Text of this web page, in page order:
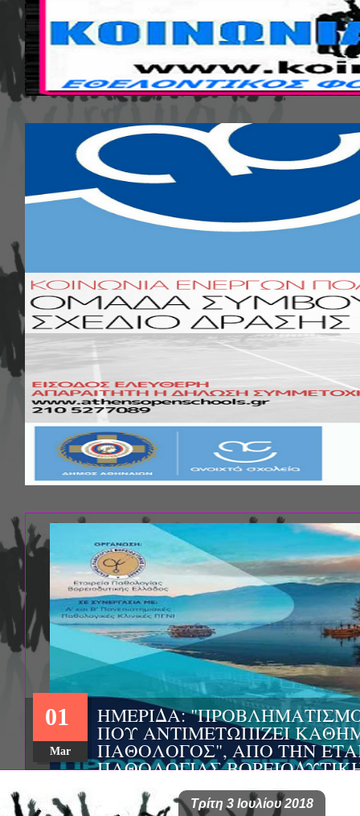
ΗΜΕΡΙΔΑ:
ΠΟΥ ΑΝΤΙΜΕΤΩΠΙΖΕΙ
ΠΑΘΟΛΟΓΟΣ", ΑΠΟ ΤΗΝ
ΠΑΘΟΛΟΓΙΑΣ
ΤΙΣ Α' & Β'
ΚΛΙΝΙΚΕΣ ΠΓΝΙ
01
Mar
Τρίτη 3 Ιουλίου 2018